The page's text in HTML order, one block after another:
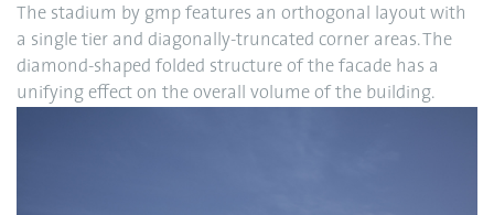
The stadium by gmp features an orthogonal layout with
a single tier and diagonally-truncated corner areas. The
diamond-shaped folded structure of the facade has a
unifying effect on the overall volume of the building.